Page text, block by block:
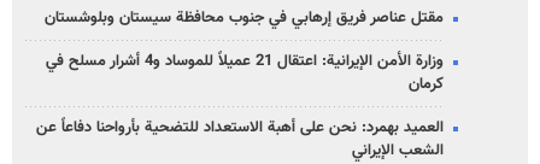
مقتل عناصر فريق إرهابي في جنوب محافظة سيستان وبلوشستان
وزارة الأمن الإيرانية: اعتقال 21 عميلاً للموساد و4 أشرار مسلح في
كرمان
العميد بهمرد: نحن على أهبة الاستعداد للتضحية بأرواحنا دفاعاً عن
الشعب الإيراني